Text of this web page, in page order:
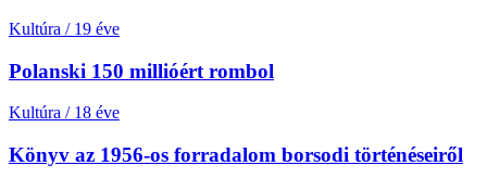
Kultúra / 19 éve
Polanski 150 millióért rombol
Kultúra / 18 éve
Könyv az 1956-os forradalom borsodi történéseiről